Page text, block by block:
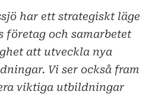
har ett strategiskt läge
företag och samarbetet
att utveckla nya
Vi ser också fram
viktiga utbildningar